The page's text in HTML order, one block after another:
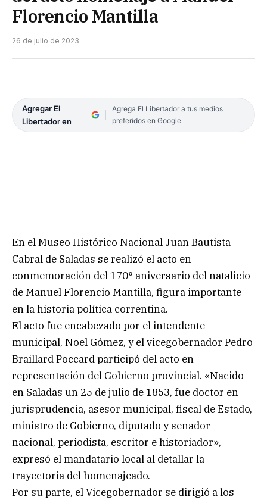
Florencio Mantilla
26 de julio de 2023
Agregar El
Libertador en
Agrega El Libertador a tus medios
preferidos en Google
En el Museo Histórico Nacional Juan Bautista
Cabral de Saladas se realizó el acto en
conmemoración del 170° aniversario del natalicio
de Manuel Florencio Mantilla, figura importante
en la historia política correntina.
El acto fue encabezado por el intendente
municipal, Noel Gómez, y el vicegobernador Pedro
Braillard Poccard participó del acto en
representación del Gobierno provincial. «Nacido
en Saladas un 25 de julio de 1853, fue doctor en
jurisprudencia, asesor municipal, fiscal de Estado,
ministro de Gobierno, diputado y senador
nacional, periodista, escritor e historiador»,
expresó el mandatario local al detallar la
trayectoria del homenajeado.
Por su parte, el Vicegobernador se dirigió a los